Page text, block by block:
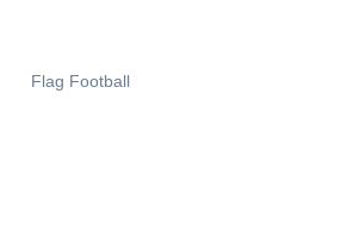
Flag Football